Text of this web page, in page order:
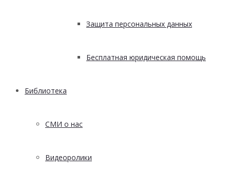
Защита персональных данных
Бесплатная юридическая помощь
Библиотека
СМИ о нас
Видеоролики